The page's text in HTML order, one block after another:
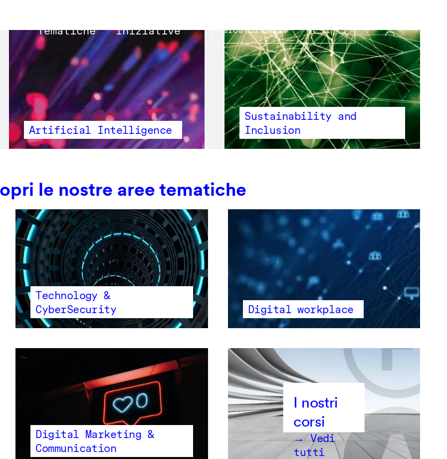
Main
navigation
Tematiche Iniziative
Artificial Intelligence
Sustainability and
Inclusion
le nostre aree tematiche
Technology &
CyberSecurity
Digital workplace
Digital Marketing &
Communication
→ Vedi
tutti